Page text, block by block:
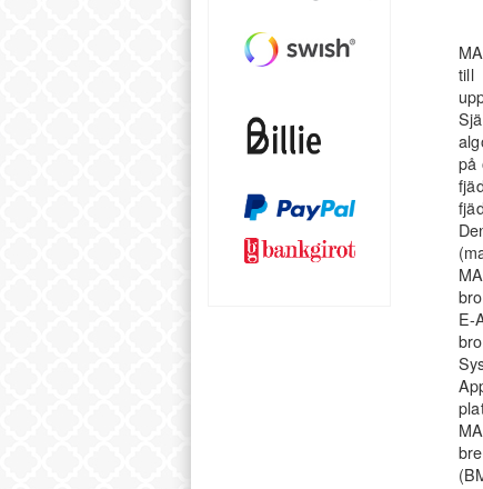
till
på
E-